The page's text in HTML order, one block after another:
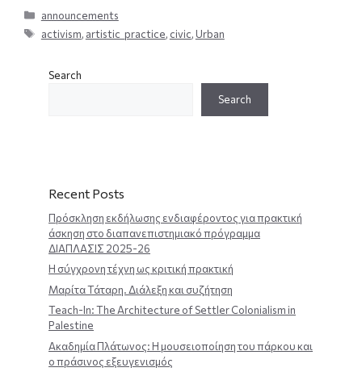
Categories
announcements
Tags
activism, artistic_practice, civic,Urban
Search
Search
Recent Posts
Πρόσκληση εκδήλωσης ενδιαφέροντος για πρακτική
άσκηση στο διαπανεπιστημιακό πρόγραμμα
ΔΙΑΠΛΑΣΙΣ 2025-26
Η σύγχρονη τέχνη ως κριτική πρακτική
Μαρίτα Τάταρη. Διάλεξη και συζήτηση
Teach-In: The Architecture of Settler Colonialism in
Palestine
Ακαδημία Πλάτωνος: Η μουσειοποίηση του πάρκου και
ο πράσινος εξευγενισμός